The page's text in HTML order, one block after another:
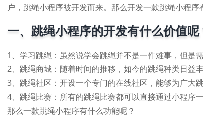
户，跳绳小程序被开发而来。那么开发一款跳绳小程
一、跳绳小程序的开发有什么价值呢
1、学习跳绳：虽然说学会跳绳并不是一件难事，但是
2、跳绳商城：随着时间的推移，如今的跳绳种类日益
3、跳绳社区：开设一个专门的在线社区，能够为广大
4、跳绳比赛：所有的跳绳比赛都可以直接通过小程序
那么一款跳绳小程序有什么功能呢？